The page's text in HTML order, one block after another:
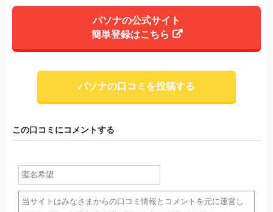
パソナの公式サイト
簡単登録はこちら
パソナの口コミを投稿する
この口コミにコメントする